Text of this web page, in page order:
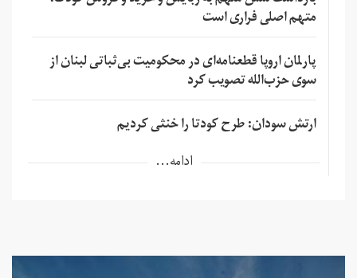
متهم اصلی فراری است
پارلمان اروپا قطعنامه‌ای در محکومیت بی‌ثباتی لبنان از
سوی حزب‌الله تصویب کرد
ارتش سودان: طرح کودتا را خنثی کردیم
ادامه...